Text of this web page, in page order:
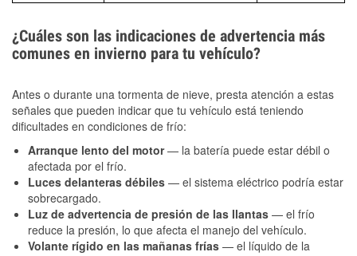
¿Cuáles son las indicaciones de advertencia más
comunes en invierno para tu vehículo?
Antes o durante una tormenta de nieve, presta atención a estas
señales que pueden indicar que tu vehículo está teniendo
dificultades en condiciones de frío:
Arranque lento del motor— la batería puede estar débil o
afectada por el frío.
Luces delanteras débiles — el sistema eléctrico podría estar
sobrecargado.
Luz de advertencia de presión de las llantas — el frío
reduce la presión, lo que afecta el manejo del vehículo.
Volante rígido en las mañanas frías — el líquido de la